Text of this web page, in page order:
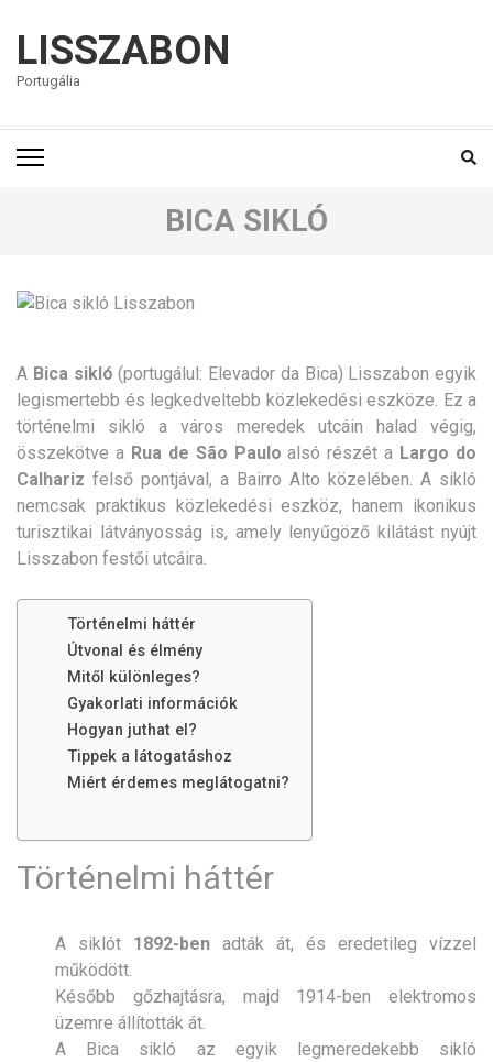
LISSZABON
Portugália
BICA SIKLÓ
A Bica sikló (portugálul: Elevador da Bica) Lisszabon egyik
legismertebb és legkedveltebb közlekedési eszköze. Ez a
történelmi sikló a város meredek utcáin halad végig,
összekötve a Rua de São Paulo alsó részét a Largo do
Calhariz felső pontjával, a Bairro Alto közelében. A sikló
nemcsak praktikus közlekedési eszköz, hanem ikonikus
turisztikai látványosság is, amely lenyűgöző kilátást nyújt
Lisszabon festői utcáira.
Történelmi háttér
Útvonal és élmény
Mitől különleges?
Gyakorlati információk
Hogyan juthat el?
Tippek a látogatáshoz
Miért érdemes meglátogatni?
Történelmi háttér
A siklót 1892-ben adták át, és eredetileg vízzel
működött.
Később gőzhajtásra, majd 1914-ben elektromos
üzemre állították át.
A Bica sikló az egyik legmeredekebb sikló